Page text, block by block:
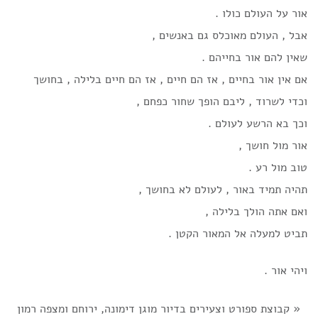
אור על העולם כולו .
אבל , העולם מאוכלס גם באנשים ,
שאין להם אור בחייהם .
אם אין אור בחיים , אז הם חיים , אז הם חיים בלילה , בחושך
וכדי לשרוד , ליבם הופך שחור כפחם ,
וכך בא הרשע לעולם .
אור מול חושך ,
טוב מול רע .
תהיה תמיד באור , לעולם לא בחושך ,
ואם אתה הולך בלילה ,
תביט למעלה אל המאור הקטן .
ויהי אור .
« קבוצת ספורט וצעירים בדיור מוגן דימונה, ירוחם ומצפה רמון